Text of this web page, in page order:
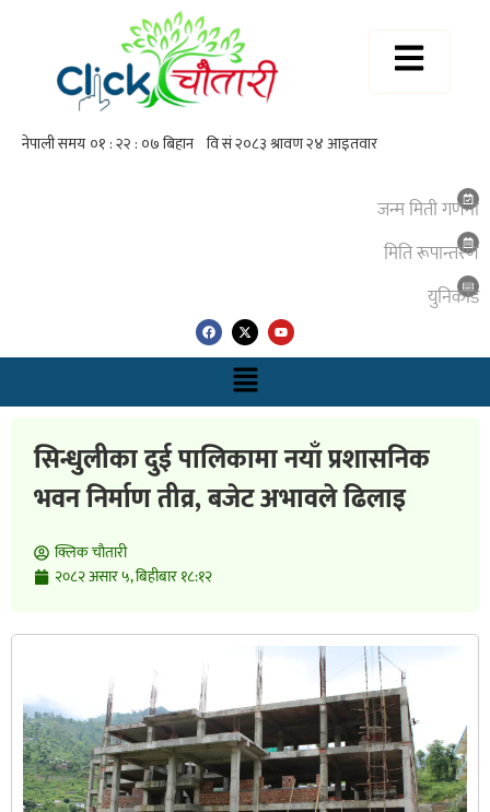
जन्म मिती गणना
मिति रूपान्तरण
युनिकाेड
सिन्धुलीका दुई पालिकामा नयाँ प्रशासनिक
भवन निर्माण तीव्र, बजेट अभावले ढिलाइ
क्लिक चाैतारी
२०८२ असार ५, बिहीबार १८:१२